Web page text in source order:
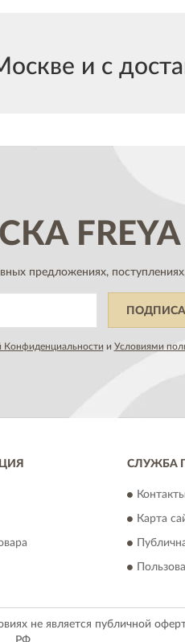
и с
FREYA
предложениях,
Конфиденциальности и Условиями
СЛУЖБА
Карта
не является публичной